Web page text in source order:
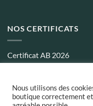
NOS CERTIFICATS
Certificat AB 2026
Nous utilisons des
boutique correctement